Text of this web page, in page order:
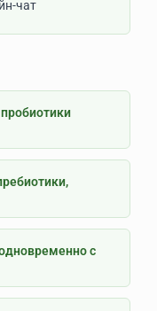
чат
с